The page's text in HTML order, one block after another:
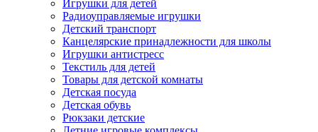
Игрушки для детей
Радиоуправляемые игрушки
Детский транспорт
Канцелярские принадлежности для школы
Игрушки антистресс
Текстиль для детей
Товары для детской комнаты
Детская посуда
Детская обувь
Рюкзаки детские